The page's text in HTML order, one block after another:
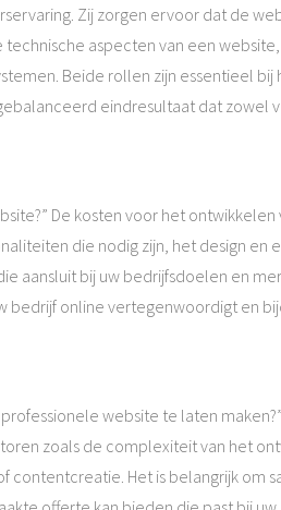
Zij zorgen ervoor dat de
aspecten van een
Beide rollen zijn essentieel
eindresultaat dat zowel
De kosten voor het
die nodig zijn, het design en
aansluit bij uw bedrijfsdoelen en
online vertegenwoordigt en
website te laten
zoals de complexiteit van het
Het is belangrijk om